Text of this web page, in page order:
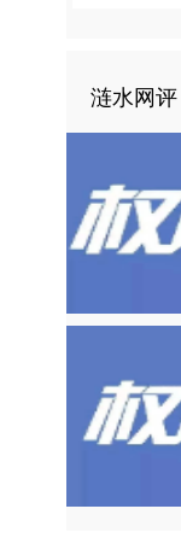
涟水网评